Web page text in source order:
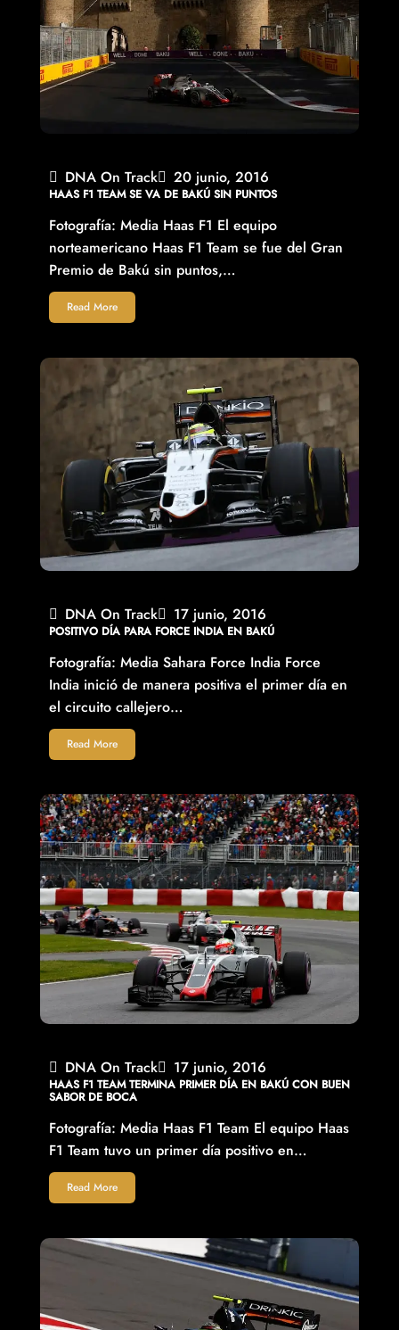
DNA On Track 20 junio, 2016
HAAS F1 TEAM SE VA DE BAKÚ SIN PUNTOS
Fotografía: Media Haas F1 El equipo
norteamericano Haas F1 Team se fue del Gran
Premio de Bakú sin puntos,…
Read More
DNA On Track 17 junio, 2016
POSITIVO DÍA PARA FORCE INDIA EN BAKÚ
Fotografía: Media Sahara Force India Force
India inició de manera positiva el primer día en
el circuito callejero…
Read More
DNA On Track 17 junio, 2016
HAAS F1 TEAM TERMINA PRIMER DÍA EN BAKÚ CON BUEN
SABOR DE BOCA
Fotografía: Media Haas F1 Team El equipo Haas
F1 Team tuvo un primer día positivo en…
Read More